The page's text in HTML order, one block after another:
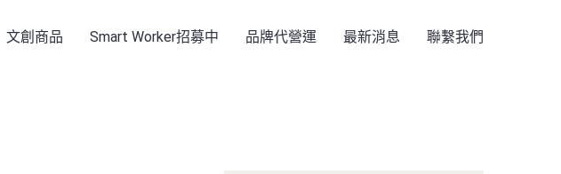
文創商品 Smart Worker招募中 品牌代營運 最新消息 聯繫我們